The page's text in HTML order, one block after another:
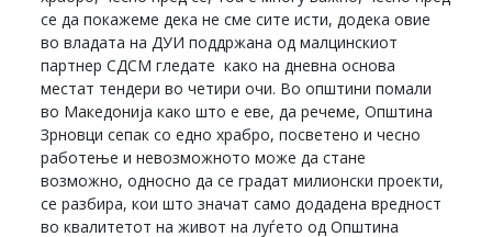
се да покажеме дека не сме сите исти, додека овие
во владата на ДУИ поддржана од малцинскиот
партнер СДСМ гледате како на дневна основа
местат тендери во четири очи. Во општини помали
во Македонија како што е еве, да речеме, Општина
Зрновци сепак со едно храбро, посветено и чесно
работење и невозможното може да стане
возможно, односно да се градат милионски проекти,
се разбира, кои што значат само додадена вредност
во квалитетот на живот на луѓето од Општина